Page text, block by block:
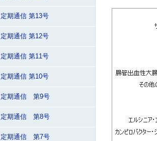
定期通信 第13号
定期通信 第12号
定期通信 第11号
定期通信 第10号
定期通信 第9号
定期通信 第8号
定期通信 第7号